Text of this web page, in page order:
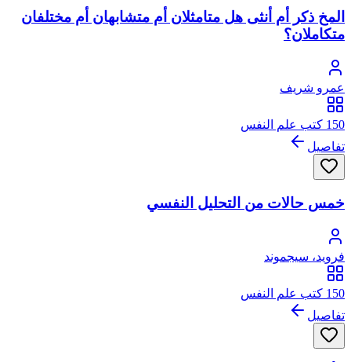
المخ ذكر أم أنثى هل متامثلان أم متشابهان أم مختلفان
متكاملان؟
عمرو شريف
150 كتب علم النفس
تفاصيل
خمس حالات من التحليل النفسي
فرويد، سيجموند
150 كتب علم النفس
تفاصيل